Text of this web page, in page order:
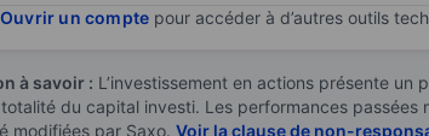
Ouvrir un compte pour accéder à d’autres outils
à savoir : L’investissement en actions présente
du capital investi. Les performances
modifiées par Saxo. Voir la clause de non-